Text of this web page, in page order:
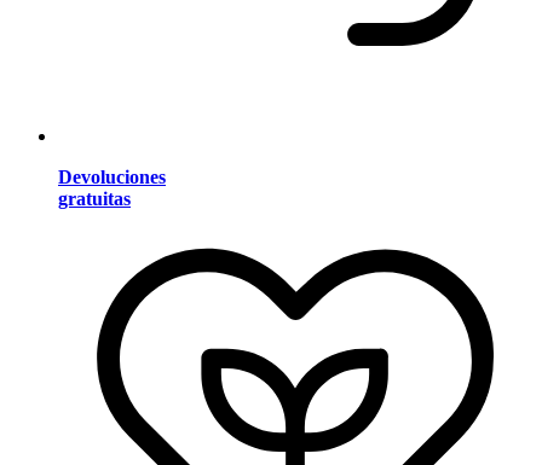
Devoluciones
gratuitas